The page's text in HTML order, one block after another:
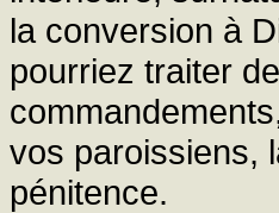
la conversion à
pourriez traiter
vos paroissiens,
pénitence.